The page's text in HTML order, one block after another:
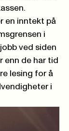
en inntekt på
i
ved siden
enn de har tid
lesing for å
i